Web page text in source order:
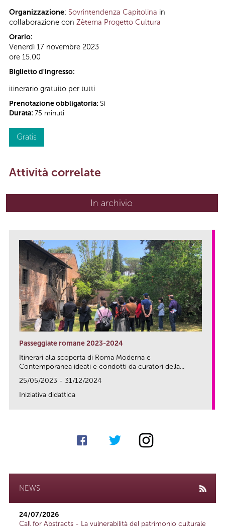
Organizzazione: Sovrintendenza Capitolina in
collaborazione con Zètema Progetto Cultura
Orario:
Venerdì 17 novembre 2023
ore 15.00
Biglietto d'ingresso:
itinerario gratuito per tutti
Prenotazione obbligatoria: Sì
Durata: 75 minuti
Gratis
Attività correlate
In archivio
Passeggiate romane 2023-2024
Itinerari alla scoperta di Roma Moderna e
Contemporanea ideati e condotti da curatori della...
25/05/2023 - 31/12/2024
Iniziativa didattica
NEWS
24/07/2026
Call for Abstracts - La vulnerabilità del patrimonio culturale